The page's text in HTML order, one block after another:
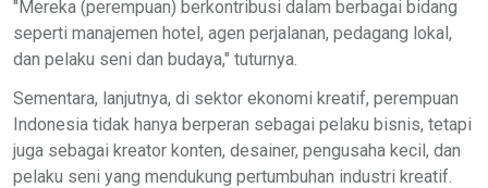
"Mereka (perempuan) berkontribusi dalam berbagai bidang
seperti manajemen hotel, agen perjalanan, pedagang lokal,
dan pelaku seni dan budaya," tuturnya.
Sementara, lanjutnya, di sektor ekonomi kreatif, perempuan
Indonesia tidak hanya berperan sebagai pelaku bisnis, tetapi
juga sebagai kreator konten, desainer, pengusaha kecil, dan
pelaku seni yang mendukung pertumbuhan industri kreatif.